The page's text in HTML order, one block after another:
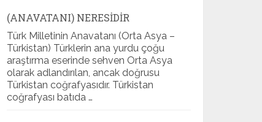
(ANAVATANI) NERESIDIR
Türk Milletinin Anavatanı (Orta Asya –
Türkistan) Türklerin ana yurdu çoğu
araştırma eserinde sehven Orta Asya
olarak adlandırılan, ancak doğrusu
Türkistan coğrafyasıdır. Türkistan
coğrafyası batıda …